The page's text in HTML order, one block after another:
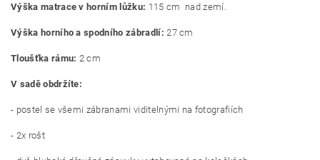
Výška matrace v horním lůžku: 115 cm nad zemí.
Výška horního a spodního zábradlí: 27 cm
Tloušťka rámu: 2 cm
V sadě obdržíte:
- postel se všemi zábranami viditelnými na fotografiích
- 2x rošt